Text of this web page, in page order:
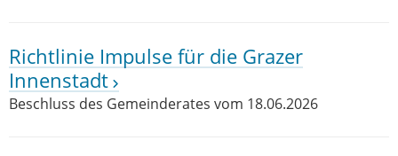
Richtlinie Impulse für die Grazer
Innenstadt
Beschluss des Gemeinderates vom 18.06.2026